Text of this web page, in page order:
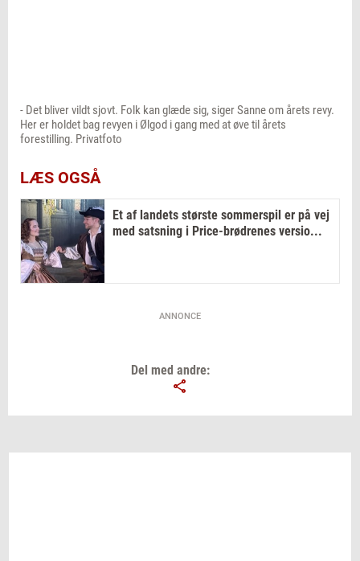
- Det bliver vildt sjovt. Folk kan glæde sig, siger Sanne om årets revy.
Her er holdet bag revyen i Ølgod i gang med at øve til årets
forestilling. Privatfoto
LÆS OGSÅ
Et af landets største sommerspil er på vej
med satsning i Price-brødrenes versio...
ANNONCE
Del med andre: